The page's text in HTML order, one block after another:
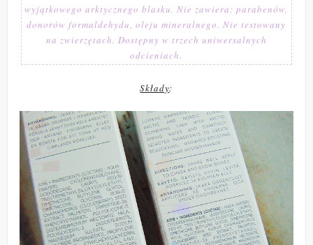
wyjątkowego arktycznego blasku. Nie zawiera: parabenów,
donorów formaldehydu, oleju mineralnego. Nie testowany
na zwierzętach. Dostępny w trzech uniwersalnych
odcieniach.
Składy: